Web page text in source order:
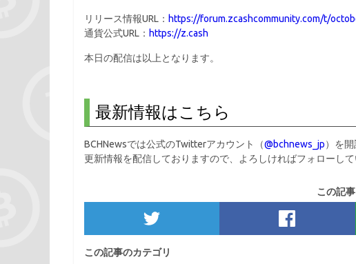
リリース情報URL： https://forum.zcashcommunity.com/t/
通貨公式URL： https://z.cash
本日の配信は以上となります。
最新情報はこちら
BCHNewsでは公式のTwitterアカウント（@bchnews_jp）を開
更新情報を配信しておりますので、よろしければフォローして
この記
この記事のカテゴリ